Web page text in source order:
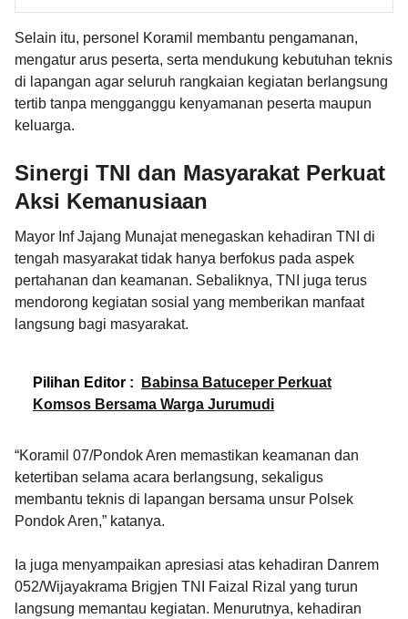
Selain itu, personel Koramil membantu pengamanan,
mengatur arus peserta, serta mendukung kebutuhan teknis
di lapangan agar seluruh rangkaian kegiatan berlangsung
tertib tanpa mengganggu kenyamanan peserta maupun
keluarga.
Sinergi TNI dan Masyarakat Perkuat
Aksi Kemanusiaan
Mayor Inf Jajang Munajat menegaskan kehadiran TNI di
tengah masyarakat tidak hanya berfokus pada aspek
pertahanan dan keamanan. Sebaliknya, TNI juga terus
mendorong kegiatan sosial yang memberikan manfaat
langsung bagi masyarakat.
Pilihan Editor :
Babinsa Batuceper Perkuat
Komsos Bersama Warga Jurumudi
“Koramil 07/Pondok Aren memastikan keamanan dan
ketertiban selama acara berlangsung, sekaligus
membantu teknis di lapangan bersama unsur Polsek
Pondok Aren,” katanya.
Ia juga menyampaikan apresiasi atas kehadiran Danrem
052/Wijayakrama Brigjen TNI Faizal Rizal yang turun
langsung memantau kegiatan. Menurutnya, kehadiran